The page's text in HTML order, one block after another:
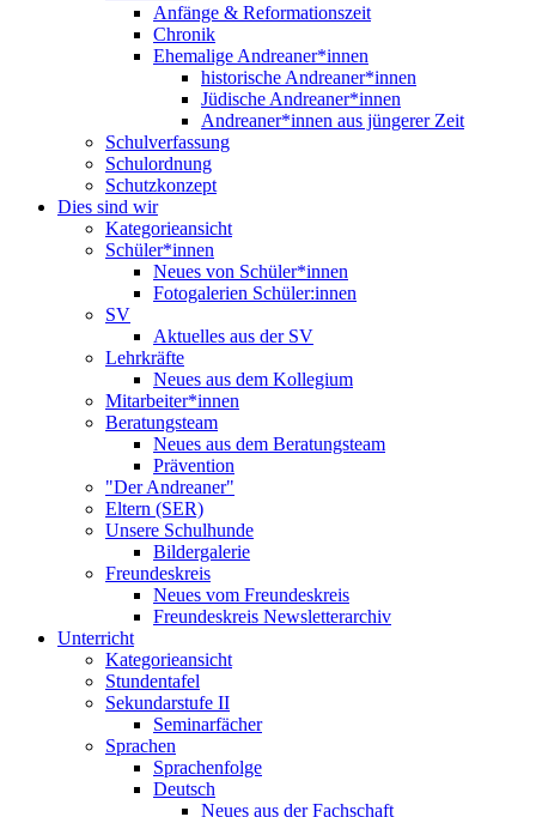
Anfänge & Reformationszeit
Chronik
Ehemalige Andreaner*innen
historische Andreaner*innen
Jüdische Andreaner*innen
Andreaner*innen aus jüngerer Zeit
Schulverfassung
Schulordnung
Schutzkonzept
Dies sind wir
Kategorieansicht
Schüler*innen
Neues von Schüler*innen
Fotogalerien Schüler:innen
SV
Aktuelles aus der SV
Lehrkräfte
Neues aus dem Kollegium
Mitarbeiter*innen
Beratungsteam
Neues aus dem Beratungsteam
Prävention
"Der Andreaner"
Eltern (SER)
Unsere Schulhunde
Bildergalerie
Freundeskreis
Neues vom Freundeskreis
Freundeskreis Newsletterarchiv
Unterricht
Kategorieansicht
Stundentafel
Sekundarstufe II
Seminarfächer
Sprachen
Sprachenfolge
Deutsch
Neues aus der Fachschaft